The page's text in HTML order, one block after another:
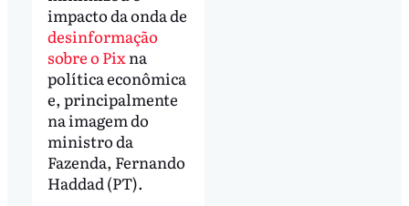
impacto da onda de
desinformação
sobre o Pix na
política econômica
e, principalmente
na imagem do
ministro da
Fazenda, Fernando
Haddad (PT).